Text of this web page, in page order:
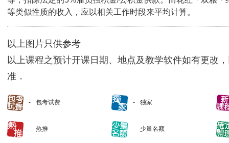
等类似性质的收入，应以相关工作时段来平均计算。
以上图片只供参考
以上课程之预计开课日期、地点及教学软件如有更改
准．
包考试费 独家
热推 少量名额